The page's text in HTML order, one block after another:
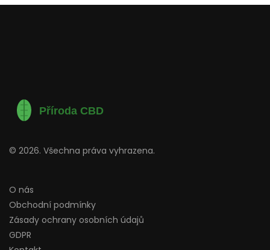
© 2026. Všechna práva vyhrazena.
O nás
Obchodní podmínky
Zásady ochrany osobních údajů
GDPR